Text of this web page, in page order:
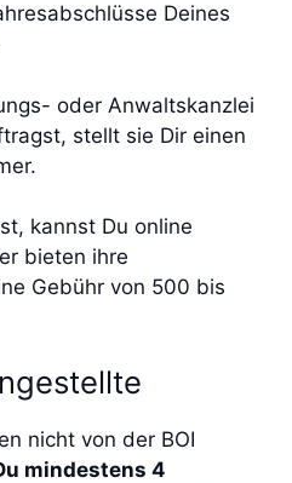
Deines
oder Anwaltskanzlei
stellt sie Dir einen
kannst Du online
bieten ihre
Gebühr von 500 bis
nicht von der BOI
mindestens 4